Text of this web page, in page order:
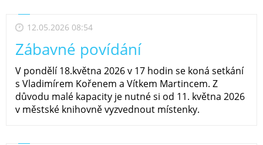
12.05.2026 08:54
Zábavné povídání
V pondělí 18.května 2026 v 17 hodin se koná setkání
s Vladimírem Kořenem a Vítkem Martincem. Z
důvodu malé kapacity je nutné si od 11. května 2026
v městské knihovně vyzvednout místenky.